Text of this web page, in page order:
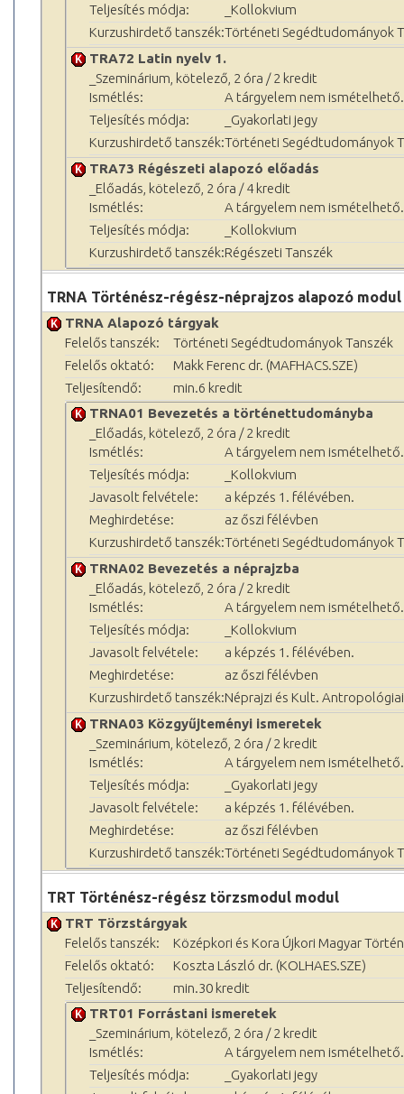
Teljesítés módja:
_Kollokvium
Kurzushirdető tanszék:Történeti Segédtudományok
TRA72 Latin nyelv 1.
_Szeminárium, kötelező, 2 óra / 2 kredit
Ismétlés:
A tárgyelem nem ismételhető.
Teljesítés módja:
_Gyakorlati jegy
Kurzushirdető tanszék:Történeti Segédtudományok
TRA73 Régészeti alapozó előadás
_Előadás, kötelező, 2 óra / 4 kredit
Ismétlés:
A tárgyelem nem ismételhető.
Teljesítés módja:
_Kollokvium
Kurzushirdető tanszék:Régészeti Tanszék
TRNA Történész-régész-néprajzos alapozó
TRNA Alapozó tárgyak
Felelős tanszék:
Történeti Segédtudományok Tanszék
Felelős oktató:
Makk Ferenc dr. (MAFHACS.SZE)
Teljesítendő:
min.6 kredit
TRNA01 Bevezetés a történettudományba
_Előadás, kötelező, 2 óra / 2 kredit
Ismétlés:
A tárgyelem nem ismételhető.
Teljesítés módja:
_Kollokvium
Javasolt felvétele:
a képzés 1. félévében.
Meghirdetése:
az őszi félévben
Kurzushirdető tanszék:Történeti Segédtudományok
TRNA02 Bevezetés a néprajzba
_Előadás, kötelező, 2 óra / 2 kredit
Ismétlés:
A tárgyelem nem ismételhető.
Teljesítés módja:
_Kollokvium
Javasolt felvétele:
a képzés 1. félévében.
Meghirdetése:
az őszi félévben
Kurzushirdető tanszék:Néprajzi és Kult.
TRNA03 Közgyűjteményi ismeretek
_Szeminárium, kötelező, 2 óra / 2 kredit
Ismétlés:
A tárgyelem nem ismételhető.
Teljesítés módja:
_Gyakorlati jegy
Javasolt felvétele:
a képzés 1. félévében.
Meghirdetése:
az őszi félévben
Kurzushirdető tanszék:Történeti Segédtudományok
TRT Történész-régész törzsmodul modul
TRT Törzstárgyak
Felelős tanszék:
Középkori és Kora Újkori Magyar
Felelős oktató:
Koszta László dr. (KOLHAES.SZE)
Teljesítendő:
min.30 kredit
TRT01 Forrástani ismeretek
_Szeminárium, kötelező, 2 óra / 2 kredit
Ismétlés:
A tárgyelem nem ismételhető.
Teljesítés módja:
_Gyakorlati jegy